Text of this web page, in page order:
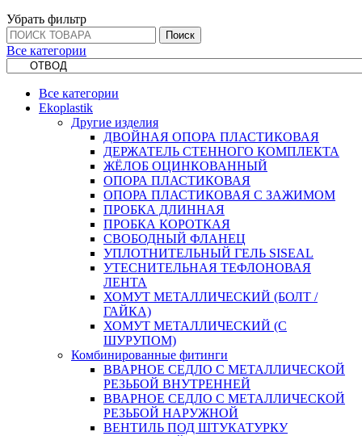
Убрать фильтр
Поиск
Все категории
Все категории
Ekoplastik
Другие изделия
ДВОЙНАЯ ОПОРА ПЛАСТИКОВАЯ
ДЕРЖАТЕЛЬ СТЕННОГО КОМПЛЕКТА
ЖЁЛОБ ОЦИНКОВАННЫЙ
ОПОРА ПЛАСТИКОВАЯ
ОПОРА ПЛАСТИКОВАЯ С ЗАЖИМОМ
ПРОБКА ДЛИННАЯ
ПРОБКА КОРОТКАЯ
СВОБОДНЫЙ ФЛАНЕЦ
УПЛОТНИТЕЛЬНЫЙ ГЕЛЬ SISEAL
УТЕСНИТЕЛЬНАЯ ТЕФЛОНОВАЯ
ЛЕНТА
ХОМУТ МЕТАЛЛИЧЕСКИЙ (БОЛТ /
ГАЙКА)
ХОМУТ МЕТАЛЛИЧЕСКИЙ (С
ШУРУПОМ)
Комбинированные фитинги
ВВАРНОЕ СЕДЛО С МЕТАЛЛИЧЕСКОЙ
РЕЗЬБОЙ ВНУТРЕННЕЙ
ВВАРНОЕ СЕДЛО С МЕТАЛЛИЧЕСКОЙ
РЕЗЬБОЙ НАРУЖНОЙ
ВЕНТИЛЬ ПОД ШТУКАТУРКУ